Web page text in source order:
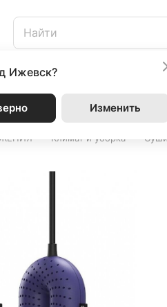
Ижевск?
Изменить
Акции
Климат и уборка